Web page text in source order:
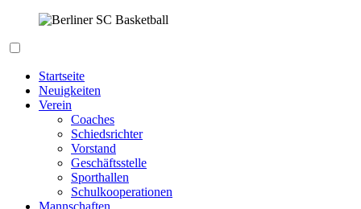
springen
Startseite
Neuigkeiten
Verein
Coaches
Schiedsrichter
Vorstand
Geschäftsstelle
Sporthallen
Schulkooperationen
Mannschaften